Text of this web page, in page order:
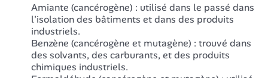
Amiante (cancérogène) : utilisé dans le passé dans
l'isolation des bâtiments et dans des produits
industriels.
Benzène (cancérogène et mutagène) : trouvé dans
des solvants, des carburants, et des produits
chimiques industriels.